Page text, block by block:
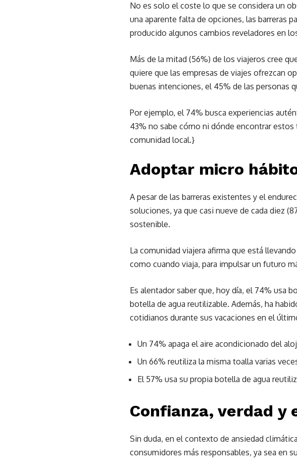
No es solo el coste lo que se considera un
una aparente falta de opciones, las barreras
producido algunos cambios reveladores en
Más de la mitad (56%) de los viajeros cree
quiere que las empresas de viajes ofrezcan
buenas intenciones, el 45% de las personas
Por ejemplo, el 74% busca experiencias
43% no sabe cómo ni dónde encontrar
comunidad local.}
Adoptar micro
A pesar de las barreras existentes y el
soluciones, ya que casi nueve de cada diez
sostenible.
La comunidad viajera afirma que está
como cuando viaja, para impulsar un futuro
Es alentador saber que, hoy día, el 74% usa
botella de agua reutilizable. Además, ha
cotidianos durante sus vacaciones en el
Un 74% apaga el aire acondicionado del
Un 66% reutiliza la misma toalla varias
El 57% usa su propia botella de agua
Confianza, verdad y
Sin duda, en el contexto de ansiedad
consumidores más responsables, ya sea en